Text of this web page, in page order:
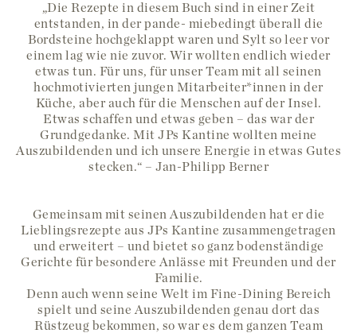
„Die Rezepte in diesem Buch sind in einer Zeit
entstanden, in der pande- miebedingt überall die
Bordsteine hochgeklappt waren und Sylt so leer vor
einem lag wie nie zuvor. Wir wollten endlich wieder
etwas tun. Für uns, für unser Team mit all seinen
hochmotivierten jungen Mitarbeiter*innen in der
Küche, aber auch für die Menschen auf der Insel.
Etwas schaffen und etwas geben – das war der
Grundgedanke. Mit JPs Kantine wollten meine
Auszubildenden und ich unsere Energie in etwas Gutes
stecken.“ – Jan-Philipp Berner
Gemeinsam mit seinen Auszubildenden hat er die
Lieblingsrezepte aus JPs Kantine zusammengetragen
und erweitert – und bietet so ganz bodenständige
Gerichte für besondere Anlässe mit Freunden und der
Familie.
Denn auch wenn seine Welt im Fine-Dining Bereich
spielt und seine Auszubildenden genau dort das
Rüstzeug bekommen, so war es dem ganzen Team